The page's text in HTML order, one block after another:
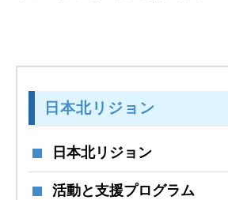
日本北リジョン
日本北リジョン
活動と支援プログラム